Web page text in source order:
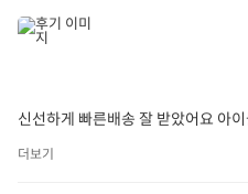
신선하게 빠른배송 잘 받았어요 아
더보기